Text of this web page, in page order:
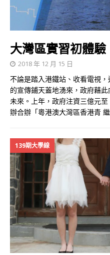
大灣區實習初體驗
2018 年 12 月 15 日
不論是踏入港鐵站、收看電視，
的宣傳鋪天蓋地湧來，政府藉
未來。上年，政府注資三億元
辦合辦「粵港澳大灣區香港青
139期大學線